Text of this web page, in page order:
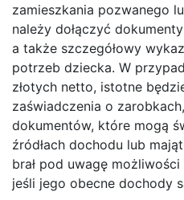
zamieszkania pozwanego
należy dołączyć
a także szczegółowy
potrzeb dziecka. W
złotych netto, istotne
zaświadczenia o
dokumentów, które mogą
źródłach dochodu lub
brał pod uwagę
jeśli jego obecne dochody